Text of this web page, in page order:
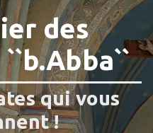
des
qui vous
!